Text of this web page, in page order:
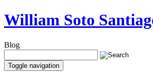
William Soto
Blog
Toggle navigation